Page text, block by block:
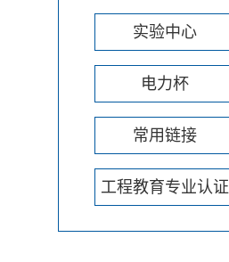
实验中心
电力杯
常用链接
工程教育专业认证